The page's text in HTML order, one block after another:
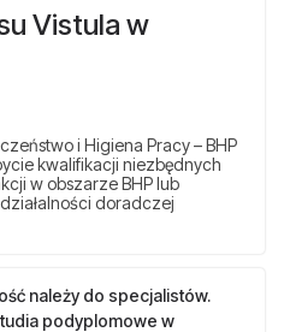
Vistula w
i Higiena Pracy – BHP
kwalifikacji niezbędnych
w obszarze BHP lub
doradczej
należy do specjalistów.
podyplomowe w